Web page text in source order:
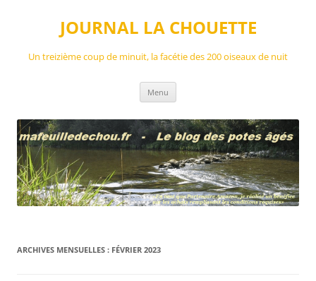
JOURNAL LA CHOUETTE
Un treizième coup de minuit, la facétie des 200 oiseaux de nuit
Menu
ARCHIVES MENSUELLES : FÉVRIER 2023